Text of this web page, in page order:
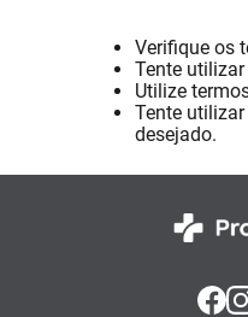
Verifique os
Tente
Utilize
Tente
desejado.
Absorvente
Pampers Confort
Lavitan